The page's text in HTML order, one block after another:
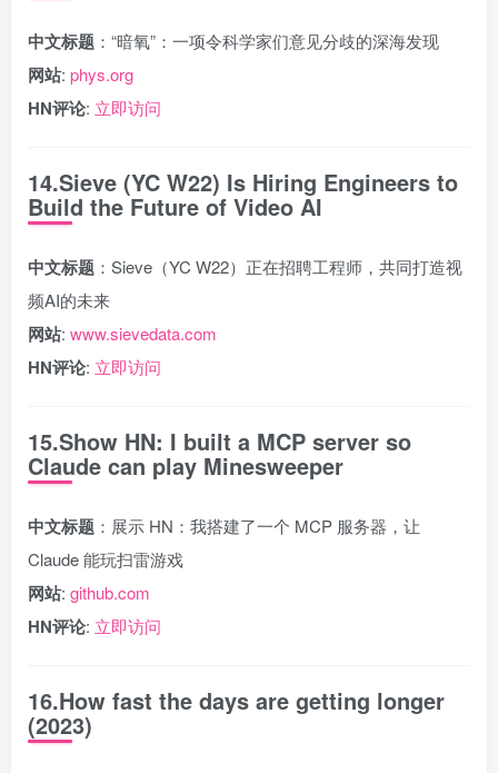
中文标题 ：“暗氧”：一项令科学家们意见分歧的深海发现
网站: phys.org
HN评论: 立即访问
14.Sieve (YC W22) Is Hiring Engineers to
Build the Future of Video AI
中文标题 ：Sieve（YC W22）正在招聘工程师，共同打造视
频AI的未来
网站: www.sievedata.com
HN评论: 立即访问
15.Show HN: I built a MCP server so
Claude can play Minesweeper
中文标题 ：展示 HN：我搭建了一个 MCP 服务器，让
Claude 能玩扫雷游戏
网站: github.com
HN评论: 立即访问
16.How fast the days are getting longer
(2023)